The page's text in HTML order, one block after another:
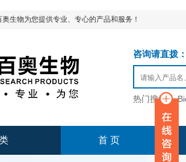
生物为您提供专业、专心的产品和服务！
咨询请直拨
热门搜索：
首 页